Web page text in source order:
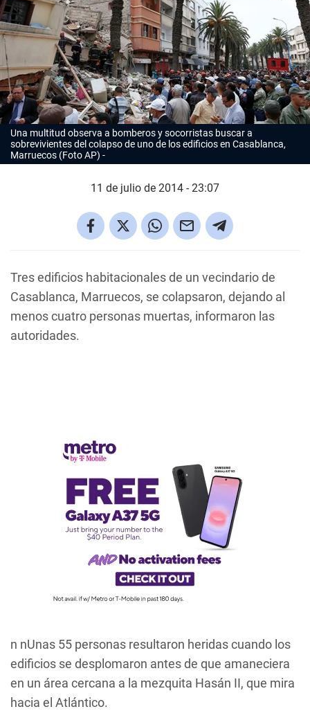
Una multitud observa a bomberos y socorristas buscar a
sobrevivientes del colapso de uno de los edificios en Casablanca,
Marruecos (Foto AP)
11 de julio de 2014 - 23:07
Tres edificios habitacionales de un vecindario de
Casablanca, Marruecos, se colapsaron, dejando al
menos cuatro personas muertas, informaron las
autoridades.
n nUnas 55 personas resultaron heridas cuando los
edificios se desplomaron antes de que amaneciera
en un área cercana a la mezquita Hasán II, que mira
hacia el Atlántico.